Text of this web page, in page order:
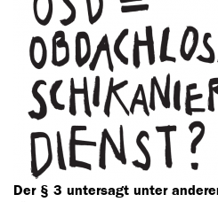
Der § 3 untersagt unter